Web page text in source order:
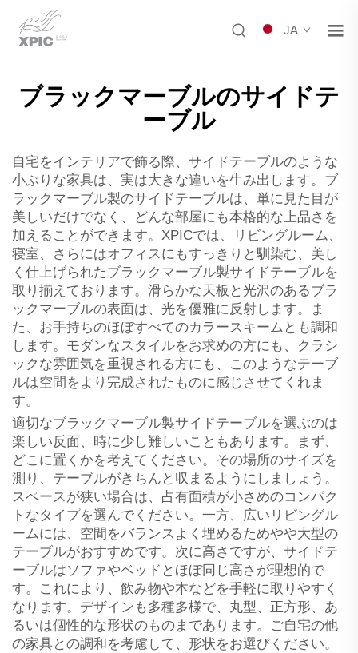
JA
ブラックマーブルのサイドテ
ーブル
自宅をインテリアで飾る際、サイドテーブルのような
小ぶりな家具は、実は大きな違いを生み出します。ブ
ラックマーブル製のサイドテーブルは、単に見た目が
美しいだけでなく、どんな部屋にも本格的な上品さを
加えることができます。XPICでは、リビングルーム、
寝室、さらにはオフィスにもすっきりと馴染む、美し
く仕上げられたブラックマーブル製サイドテーブルを
取り揃えております。滑らかな天板と光沢のあるブラ
ックマーブルの表面は、光を優雅に反射します。ま
た、お手持ちのほぼすべてのカラースキームとも調和
します。モダンなスタイルをお求めの方にも、クラシ
ックな雰囲気を重視される方にも、このようなテーブ
ルは空間をより完成されたものに感じさせてくれま
す。
適切なブラックマーブル製サイドテーブルを選ぶのは
楽しい反面、時に少し難しいこともあります。まず、
どこに置くかを考えてください。その場所のサイズを
測り、テーブルがきちんと収まるようにしましょう。
スペースが狭い場合は、占有面積が小さめのコンパク
トなタイプを選んでください。一方、広いリビングル
ームには、空間をバランスよく埋めるためやや大型の
テーブルがおすすめです。次に高さですが、サイドテ
ーブルはソファやベッドとほぼ同じ高さが理想的で
す。これにより、飲み物や本などを手軽に取りやすく
なります。デザインも多種多様で、丸型、正方形、あ
るいは個性的な形状のものまであります。ご自宅の他
の家具との調和を考慮して、形状をお選びください。